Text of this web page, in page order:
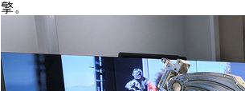
擎。